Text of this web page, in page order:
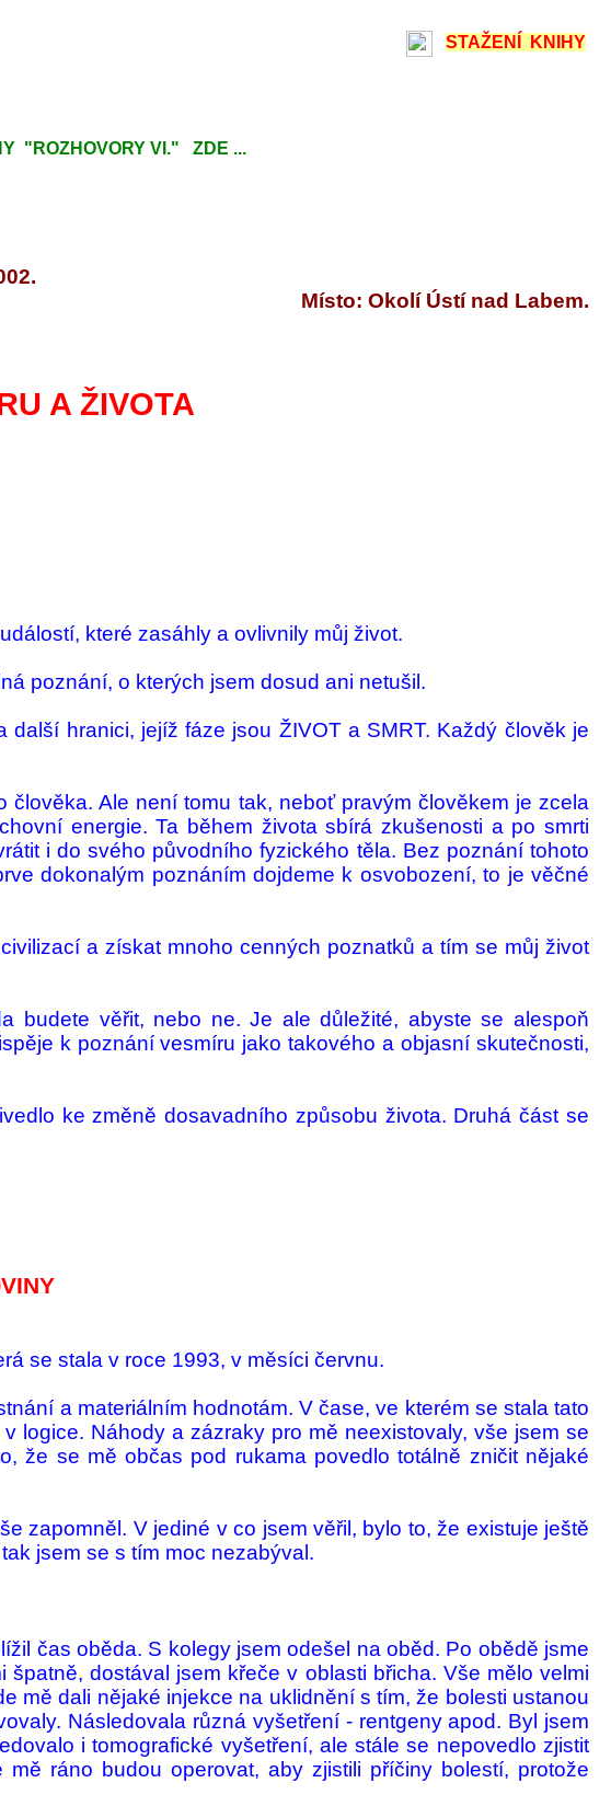
STAŽENÍ KNIHY
"ROZHOVORY VI." ZDE ...
Místo: Okolí Ústí nad Labem.
A ŽIVOTA
které zasáhly a ovlivnily můj ži­vot.
poznání, o kterých jsem dosud ani netu­šil.
hranici, jejíž fáze jsou ŽIVOT a SMRT. Každý člověk je
Ale není tomu tak, neboť pra­vým člověkem je zcela
energie. Ta během ži­vota sbírá zkušenosti a po smrti
i do svého pů­vodního fyzi­ckého těla. Bez poznání tohoto
do­konalým po­zná­ním dojdeme k osvobození, to je věčné
a získat mnoho cenných po­zna­tků a tím se můj život
bu­dete věřit, nebo ne. Je ale důle­žité, abyste se ale­spoň
k poznání ves­míru jako ta­kového a ob­jasní skutečnosti,
ke změně dosavadního způsobu ži­vota. Druhá část se
se stala v roce 1993, v měsíci červnu.
a materiálním hodnotám. V čase, ve kte­rém se stala tato
logice. Ná­hody a zázraky pro mě neexistovaly, vše jsem se
že se mě občas pod rukama povedlo totálně zničit nějaké
zapomněl. V jediné v co jsem věřil, bylo to, že existuje ještě
jsem se s tím moc ne­za­bý­val.
čas oběda. S kolegy jsem odešel na oběd. Po obědě jsme
dostával jsem křeče v oblasti břicha. Vše mělo velmi
mě dali nějaké injekce na uklidnění s tím, že bolesti ustanou
Následovala různá vyšetření - rentgeny apod. Byl jsem
i tomografické vyše­tření, ale stále se nepove­dlo zjis­tit
ráno bu­dou operovat, aby zjis­tili pří­činy bo­lestí, protože